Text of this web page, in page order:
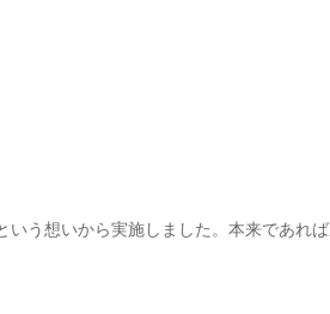
う想いから実施しました。本来であれ